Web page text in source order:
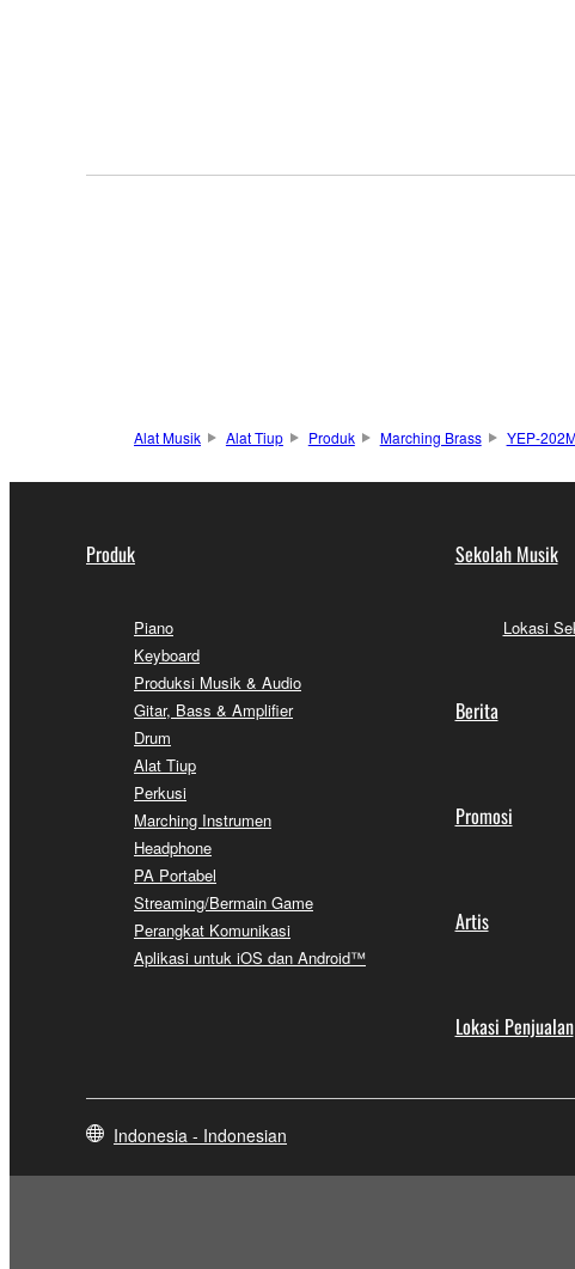
Alat Musik Alat Tiup Produk Marching Brass YEP-
Produk
Piano
Keyboard
Produksi Musik & Audio
Gitar, Bass & Amplifier
Drum
Alat Tiup
Perkusi
Marching Instrumen
Headphone
PA Portabel
Streaming/Bermain Game
Perangkat Komunikasi
Aplikasi untuk iOS dan Android™
Sekolah Musik
Lokasi
Berita
Promosi
Artis
Lokasi Penjualan
Indonesia - Indonesian